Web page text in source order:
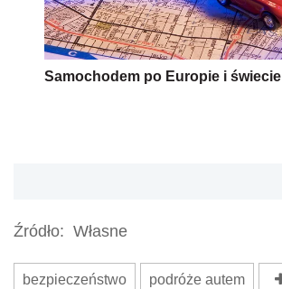
Samochodem po Europie i świecie
Źródło: Własne
bezpieczeństwo podróże autem